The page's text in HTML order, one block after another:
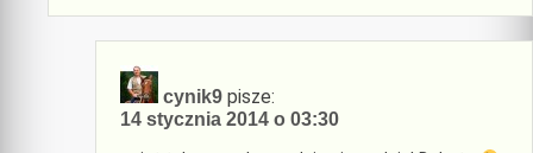
cynik9 pisze:
14 stycznia 2014 o 03:30